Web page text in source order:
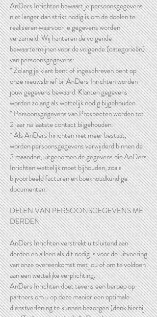
AnDers Inrichten bewaart je persoonsgegevens
niet langer dan strikt nodig is om de doelen te
realiseren waarvoor je gegevens worden
verzameld. Wij hanteren de volgende
bewaartermijnen voor de volgende (categorieën)
van persoonsgegevens:
* Zolang je klant bent of ingeschreven bent op
onze nieuwsbrief bij AnDers Inrichten worden
jouw gegevens bewaard. Klanten gegevens
worden zolang als wettelijk nodig bijgehouden.
* Persoonsgegevens van Prospecten worden tot
2 jaar na laatste contact bijgehouden.
* Als AnDers Inrichten niet meer bestaat,
worden persoonsgegevens verwijderd binnen de
3 maanden, uitgenomen de gegevens die AnDers
Inrichten wettelijk moet bijhouden, zoals
bijvoorbeeld facturen en boekhoudkundige
documenten.
DELEN VAN PERSOONSGEGEVENS MET
DERDEN
AnDers Inrichten verstrekt uitsluitend aan
derden en alleen als dit nodig is voor de uitvoering
van onze overeenkomst met jou of om te voldoen
aan een wettelijke verplichting.
AnDers Inrichten doet tevens een beroep op
partners om u op deze manier een optimale
dienstverlening te kunnen bezorgen (denk hierbij